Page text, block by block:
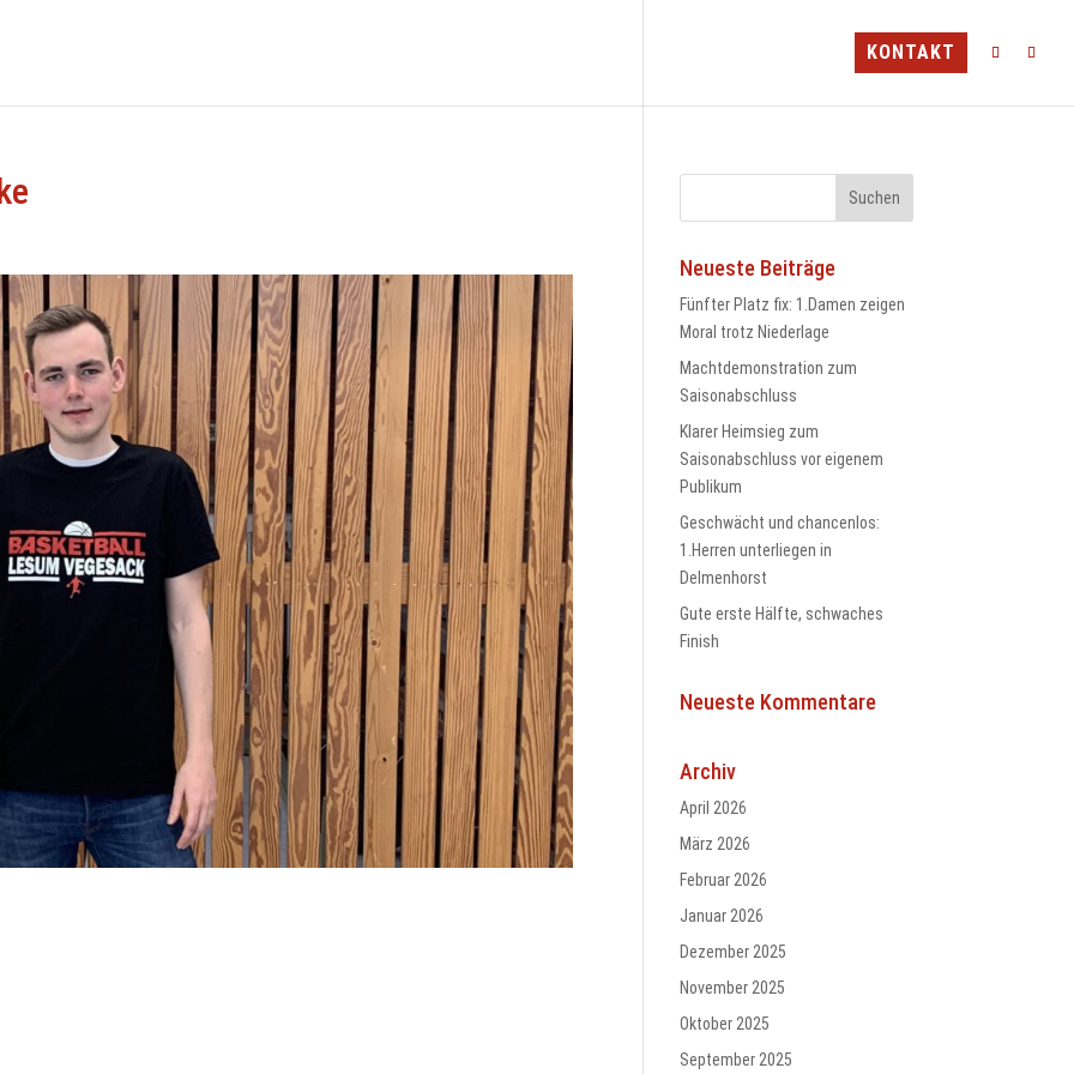
KONTAKT
Neueste Beiträge
Fünfter Platz fix: 1.Damen zeigen
Moral trotz Niederlage
Machtdemonstration zum
Saisonabschluss
Klarer Heimsieg zum
Saisonabschluss vor eigenem
Publikum
Geschwächt und chancenlos:
1.Herren unterliegen in
Delmenhorst
Gute erste Hälfte, schwaches
Finish
Neueste Kommentare
Archiv
April 2026
März 2026
Februar 2026
Januar 2026
Dezember 2025
November 2025
Oktober 2025
September 2025